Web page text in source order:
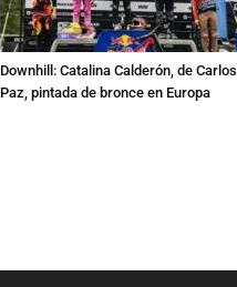
Downhill: Catalina Calderón, de Carlos
Paz, pintada de bronce en Europa